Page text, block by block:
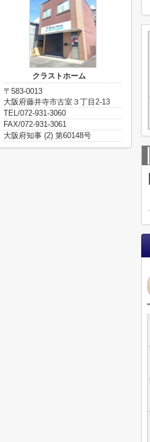
クラストホーム
〒583-0013
大阪府藤井寺市古室３丁目2-13
TEL/072-931-3060
FAX/072-931-3061
大阪府知事 (2) 第60148号